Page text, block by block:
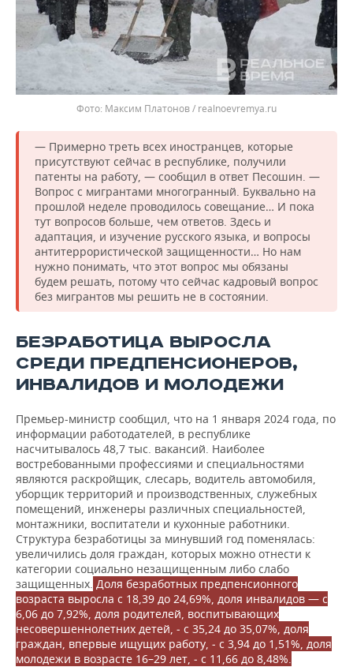
Максим Платонов / realnoevremya.ru
— Примерно треть всех иностранцев, которые
присутствуют сейчас в республике, получили
патенты на работу, — сообщил в ответ Песошин. —
Вопрос с мигрантами многогранный. Буквально на
прошлой неделе проводилось совещание… И пока
тут вопросов больше, чем ответов. Здесь и
адаптация, и изучение русского языка, и вопросы
антитеррористической защищенности… Но нам
нужно понимать, что этот вопрос мы обязаны
будем решать, потому что сейчас кадровый вопрос
без мигрантов мы решить не в состоянии.
БЕЗРАБОТИЦА ВЫРОСЛА
СРЕДИ ПРЕДПЕНСИОНЕРОВ,
ИНВАЛИДОВ И МОЛОДЕЖИ
Премьер-министр сообщил, что на 1 января 2024 года, по
информации работодателей, в республике
насчитывалось 48,7 тыс. вакансий. Наиболее
востребованными профессиями и специальностями
являются раскройщик, слесарь, водитель автомобиля,
уборщик территорий и производственных, служебных
помещений, инженеры различных специальностей,
монтажники, воспитатели и кухонные работники.
Структура безработицы за минувший год поменялась:
увеличились доля граждан, которых можно отнести к
категории социально незащищенным либо слабо
защищенных. Доля безработных предпенсионного
возраста выросла с 18,39 до 24,69%, доля инвалидов — с
6,06 до 7,92%, доля родителей, воспитывающих
несовершеннолетних детей, ‒ с 35,24 до 35,07%, доля
граждан, впервые ищущих работу, ‒ с 3,94 до 1,51%, доля
молодежи в возрасте 16–29 лет, ‒ с 11,66 до 8,48%.